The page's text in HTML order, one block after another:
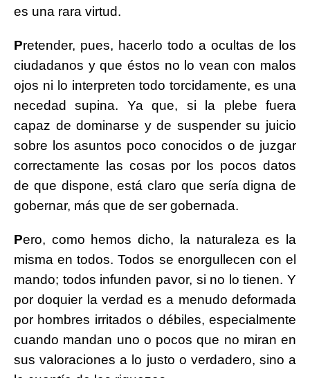
es una rara virtud.
Pretender, pues, hacerlo todo a ocultas de los
ciudadanos y que éstos no lo vean con malos
ojos ni lo interpreten todo torcidamente, es una
necedad supina. Ya que, si la plebe fuera
capaz de dominarse y de suspender su juicio
sobre los asuntos poco conocidos o de juzgar
correctamente las cosas por los pocos datos
de que dispone, está claro que sería digna de
gobernar, más que de ser gobernada.
Pero, como hemos dicho, la naturaleza es la
misma en todos. Todos se enorgullecen con el
mando; todos infunden pavor, si no lo tienen. Y
por doquier la verdad es a menudo deformada
por hombres irritados o débiles, especialmente
cuando mandan uno o pocos que no miran en
sus valoraciones a lo justo o verdadero, sino a